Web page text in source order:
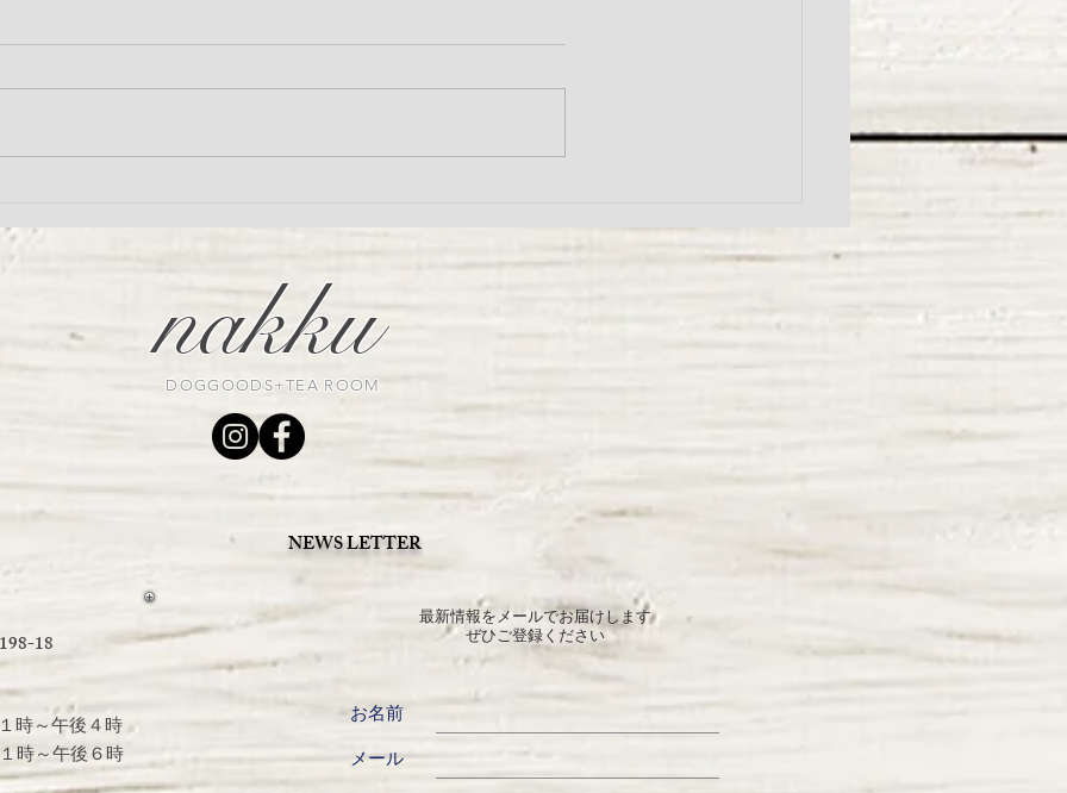
MSM 商品説明会開催
nakku
DOGGOODS+TEA ROOM
18
～午後４時
時～午後６時
NEWS LETTER
最新情報をメールでお届けします
ぜひご登録ください
お名前
メール